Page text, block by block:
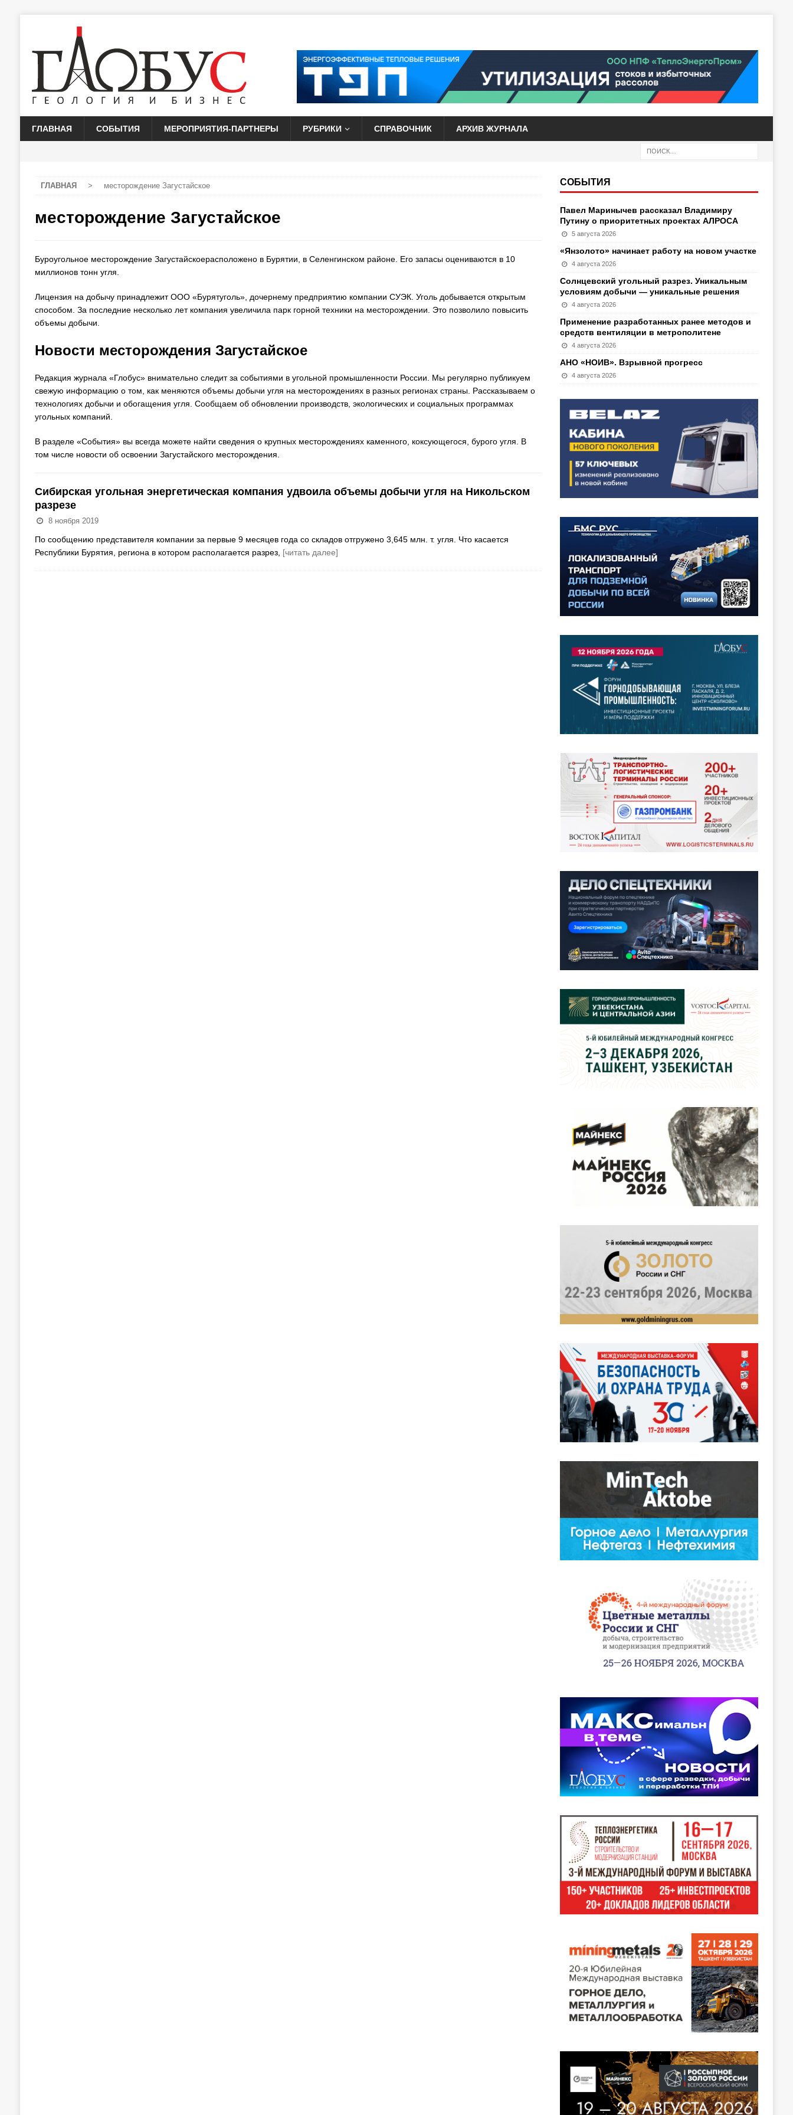
ГЛАВНАЯ СОБЫТИЯ МЕРОПРИЯТИЯ-ПАРТНЕРЫ РУБРИКИ СПРАВОЧНИК АРХИВ ЖУРНАЛА
ГЛАВНАЯ > месторождение Загустайское
месторождение Загустайское
Буроугольное месторождение Загустайскоерасположено в Бурятии, в Селенгинском районе. Его запасы оцениваются в 10
миллионов тонн угля.
Лицензия на добычу принадлежит ООО «Бурятуголь», дочернему предприятию компании СУЭК. Уголь добывается открытым
способом. За последние несколько лет компания увеличила парк горной техники на месторождении. Это позволило повысить
объемы добычи.
Новости месторождения Загустайское
Редакция журнала «Глобус» внимательно следит за событиями в угольной промышленности России. Мы регулярно публикуем
свежую информацию о том, как меняются объемы добычи угля на месторождениях в разных регионах страны. Рассказываем о
технологиях добычи и обогащения угля. Сообщаем об обновлении производств, экологических и социальных программах
угольных компаний.
В разделе «События» вы всегда можете найти сведения о крупных месторождениях каменного, коксующегося, бурого угля. В
том числе новости об освоении Загустайского месторождения.
Сибирская угольная энергетическая компания удвоила объемы добычи угля на Никольском
разрезе
8 ноября 2019
По сообщению представителя компании за первые 9 месяцев года со складов отгружено 3,645 млн. т. угля. Что касается
Республики Бурятия, региона в котором располагается разрез, [читать далее]
СОБЫТИЯ
Павел Маринычев рассказал Владимиру
Путину о приоритетных проектах АЛРОСА
5 августа 2026
«Янзолото» начинает работу на новом участке
4 августа 2026
Солнцевский угольный разрез. Уникальным
условиям добычи — уникальные решения
4 августа 2026
Применение разработанных ранее методов и
средств вентиляции в метрополитене
4 августа 2026
АНО «НОИВ». Взрывной прогресс
4 августа 2026